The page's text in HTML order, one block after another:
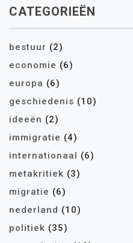
CATEGORIEËN
bestuur (2)
economie (6)
europa (6)
geschiedenis (10)
ideeën (2)
immigratie (4)
internationaal (6)
metakritiek (3)
migratie (6)
nederland (10)
politiek (35)